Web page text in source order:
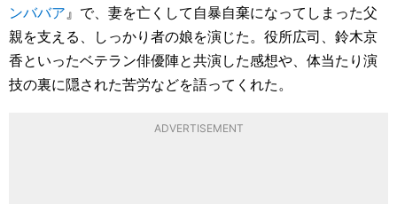
ンババア 』で、妻を亡くして自暴自棄になってしまった父
親を支える、しっかり者の娘を演じた。役所広司、鈴木京
香といったベテラン俳優陣と共演した感想や、体当たり演
技の裏に隠された苦労などを語ってくれた。
ADVERTISEMENT